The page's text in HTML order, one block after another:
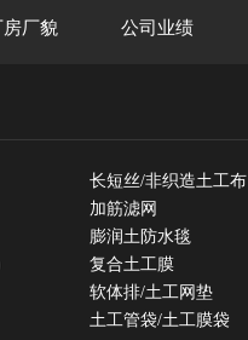
房厂貌 公司业绩
长短丝/非织造土工布
加筋滤网
膨润土防水毯
复合土工膜
软体排/土工网垫
土工管袋/土工膜袋